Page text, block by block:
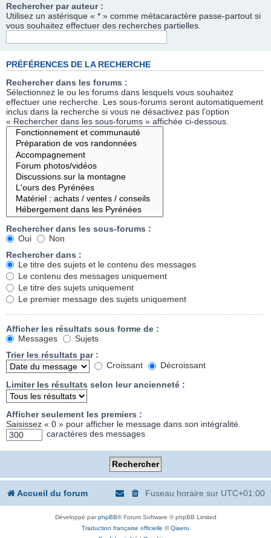
Rechercher par auteur :
Utilisez un astérisque « * » comme métacaractère passe-partout si
vous souhaitez effectuer des recherches partielles.
PRÉFÉRENCES DE LA RECHERCHE
Rechercher dans les forums :
Sélectionnez le ou les forums dans lesquels vous souhaitez
effectuer une recherche. Les sous-forums seront automatiquement
inclus dans la recherche si vous ne désactivez pas l’option
« Rechercher dans les sous-forums » affichée ci-dessous.
Rechercher dans les sous-forums :
Oui
Non
Rechercher dans :
Le titre des sujets et le contenu des messages
Le contenu des messages uniquement
Le titre des sujets uniquement
Le premier message des sujets uniquement
Afficher les résultats sous forme de :
Messages
Sujets
Trier les résultats par :
Croissant
Décroissant
Limiter les résultats selon leur ancienneté :
Afficher seulement les premiers :
Saisissez « 0 » pour afficher le message dans son intégralité.
caractères des messages
Accueil du forum Fuseau horaire sur UTC+01:00
Développé parphpBB® Forum Software © phpBB Limited
Traduction française officielle ©Qiaeru